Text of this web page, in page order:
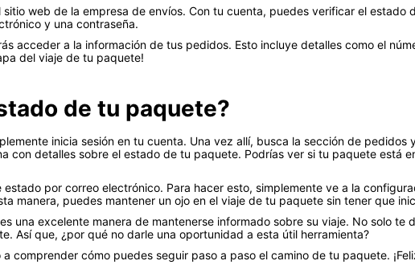
web de la empresa de envíos. Con tu cuenta, puedes verificar el
y una contraseña.
acceder a la información de tus pedidos. Esto incluye detalles como el
del viaje de tu paquete!
de tu paquete?
inicia sesión en tu cuenta. Una vez allí, busca la sección de pedidos
con detalles sobre el estado de tu paquete. Podrías ver si tu paquete está
por correo electrónico. Para hacer esto, simplemente ve a la
manera, puedes mantener un ojo en el viaje de tu paquete sin tener que
una excelente manera de mantenerse informado sobre su viaje. No solo
Así que, ¿por qué no darle una oportunidad a esta útil herramienta?
comprender cómo puedes seguir paso a paso el camino de tu paquete.